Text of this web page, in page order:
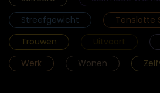
Streefgewicht
Tenslotte
Trouwen
Uitvaart
Werk
Wonen